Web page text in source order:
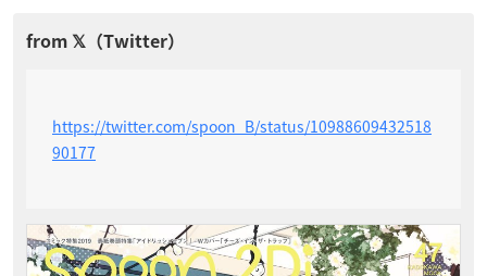
https://twitter.com/spoon_B/status/10988609432518
90177